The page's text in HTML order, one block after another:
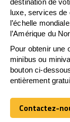
luxe, services de
l’échelle
l’Amérique du
Pour obtenir une
minibus ou
bouton ci-
entièrement
Contactez-
Contactez-